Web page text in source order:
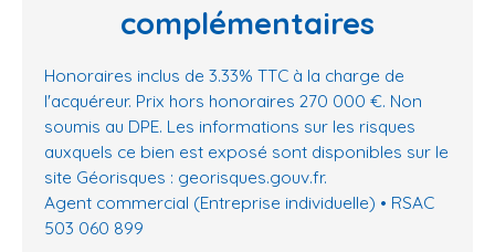
complémentaires
Honoraires inclus de 3.33% TTC à la charge de
l'acquéreur. Prix hors honoraires 270 000 €. Non
soumis au DPE. Les informations sur les risques
auxquels ce bien est exposé sont disponibles sur le
site Géorisques : georisques.gouv.fr.
Agent commercial (Entreprise individuelle) • RSAC
503 060 899